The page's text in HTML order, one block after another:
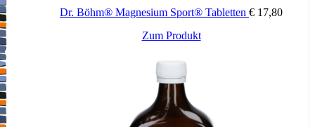
Dr. Böhm® Magnesium Sport® Tabletten € 17,80
Zum Produkt